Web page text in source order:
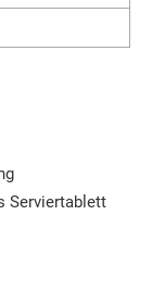
Serviertablett